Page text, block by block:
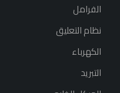
الفرامل
نظام التعليق
الكهرباء
التبريد